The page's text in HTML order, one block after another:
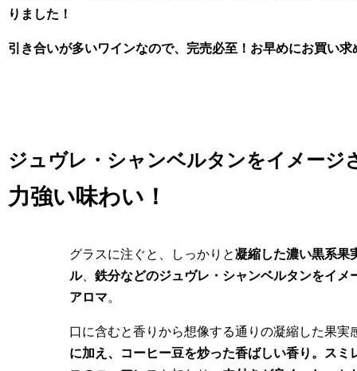
りました！
引き合いが多いワインなので、完売必至！お早めにお買い求
ジュヴレ・シャンベルタンをイメージ
力強い味わい！
グラスに注ぐと、しっかりと凝縮した濃い黒系果
ル、 鉄分などのジュヴレ・シャンベルタンをイメ
アロマ。
口に含むと香りから想像する通りの凝縮した果実
に加え、コーヒー豆を炒った香ばしい香り。スミ